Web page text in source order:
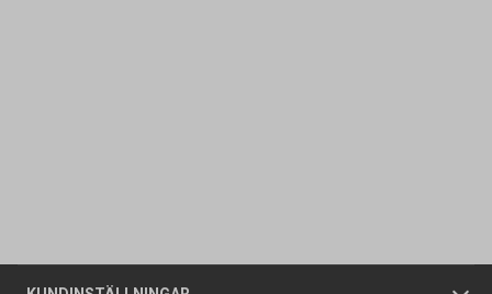
Företagskund / Privatkund
Allmänna försäljningsvillkor
Butiker
Om oss